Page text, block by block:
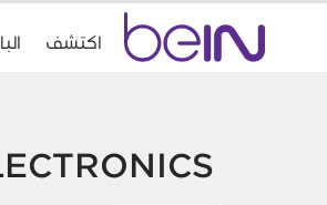
Accueil
beIn
Sports
اكتشف